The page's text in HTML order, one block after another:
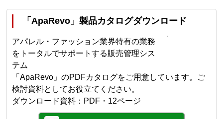
「ApaRevo」製品カタログダウンロード
アパレル・ファッション業界特有の業務
をトータルでサポートする販売管理シス
テム
「ApaRevo」のPDFカタログをご用意しています。ご
検討資料としてお役立てください。
ダウンロード資料：PDF・12ページ